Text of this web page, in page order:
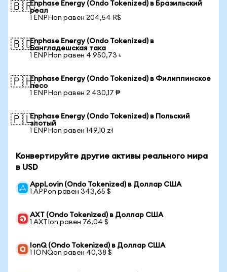
🇧🇷Enphase Energy (Ondo Tokenized) в Бразильский
реал
1 ENPHon равен 204,54 R$
🇧🇩Enphase Energy (Ondo Tokenized) в
Бангладешская така
1 ENPHon равен 4 950,73 ৳
🇵🇭Enphase Energy (Ondo Tokenized) в Филиппинское
песо
1 ENPHon равен 2 430,17 ₱
🇵🇱Enphase Energy (Ondo Tokenized) в Польский
злотый
1 ENPHon равен 149,10 zł
Конвертируйте другие активы реального мира
в USD
AppLovin (Ondo Tokenized) в Доллар США
1 APPon равен 343,65 $
AXT (Ondo Tokenized) в Доллар США
1 AXTIon равен 76,04 $
IonQ (Ondo Tokenized) в Доллар США
1 IONQon равен 40,38 $